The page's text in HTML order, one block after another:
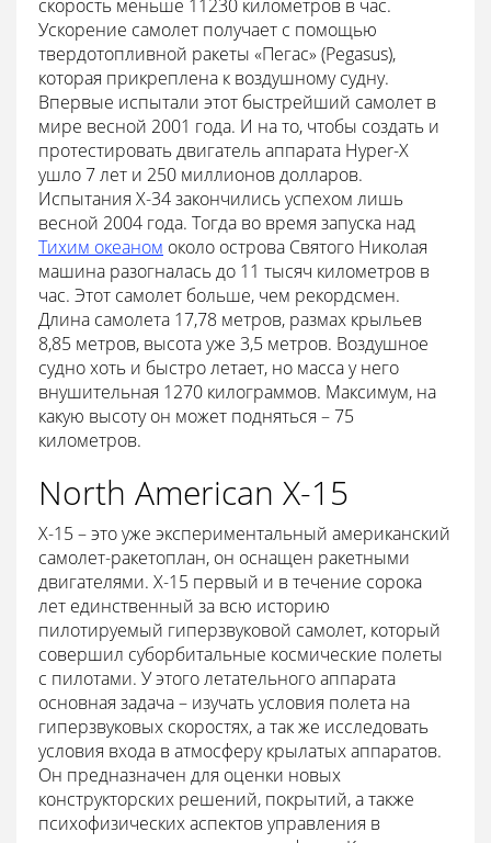
скорость меньше 11230 километров в час.
Ускорение самолет получает с помощью
твердотопливной ракеты «Пегас» (Pegasus),
которая прикреплена к воздушному судну.
Впервые испытали этот быстрейший самолет в
мире весной 2001 года. И на то, чтобы создать и
протестировать двигатель аппарата Hyper-X
ушло 7 лет и 250 миллионов долларов.
Испытания Х-34 закончились успехом лишь
весной 2004 года. Тогда во время запуска над
Тихим океаном около острова Святого Николая
машина разогналась до 11 тысяч километров в
час. Этот самолет больше, чем рекордсмен.
Длина самолета 17,78 метров, размах крыльев
8,85 метров, высота уже 3,5 метров. Воздушное
судно хоть и быстро летает, но масса у него
внушительная 1270 килограммов. Максимум, на
какую высоту он может подняться – 75
километров.
North American X-15
Х-15 – это уже экспериментальный американский
самолет-ракетоплан, он оснащен ракетными
двигателями. Х-15 первый и в течение сорока
лет единственный за всю историю
пилотируемый гиперзвуковой самолет, который
совершил суборбитальные космические полеты
с пилотами. У этого летательного аппарата
основная задача – изучать условия полета на
гиперзвуковых скоростях, а так же исследовать
условия входа в атмосферу крылатых аппаратов.
Он предназначен для оценки новых
конструкторских решений, покрытий, а также
психофизических аспектов управления в